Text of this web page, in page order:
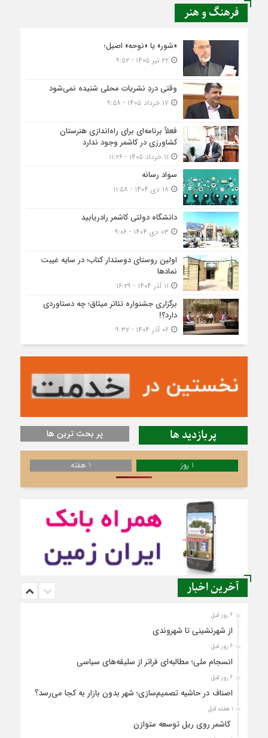
فرهنگ و هنر
«شور» یا «نوحه» اصیل؛
۲۲ تیر ۱۴۰۵ - ۹:۵۲
وقتی دردِ نشریات محلی شنیده نمی‌شود
فعلاً برنامه‌ای برای راه‌اندازی هنرستان
کشاورزی در کاشمر وجود ندارد
سواد رسانه
دانشگاه دولتی کاشمر‌ رادریابید
اولین روستای دوستدار کتاب؛ در سایه غیبت
نمادها
برگزاری جشنواره تئاتر میثاق؛ چه دستاوردی
دارد؟!
۰۶ آذر ۱۴۰۴ - ۹:۳۲
پربازدید ها پر بحث ترین ها
1 روز 1 هفته
آخرین اخبار
6 روز قبل
از شهرنشینی تا شهروندی
6 روز قبل
انسجام ملی؛ مطالبه‌ای فراتر از سلیقه‌های سیاسی
6 روز قبل
اصناف در حاشیه تصمیم‌سازی؛ شهر بدون بازار به کجا می‌رسد؟
1 هفته قبل
کاشمر روی ریل توسعه متوازن